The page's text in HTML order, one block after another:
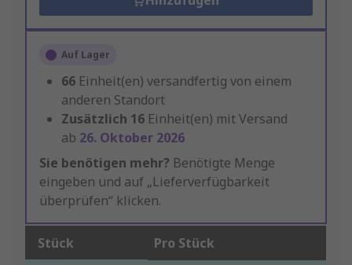
Auf Lager
66 Einheit(en) versandfertig von einem
anderen Standort
Zusätzlich 16 Einheit(en) mit Versand
ab 26. Oktober 2026
Sie benötigen mehr? Benötigte Menge
eingeben und auf „Lieferverfügbarkeit
überprüfen“ klicken.
Stück Pro Stück